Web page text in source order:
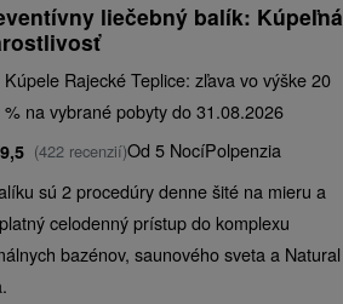
liečebný balík: Kúpeľná
Kúpele Rajecké Teplice: zľava vo výške 20
% na vybrané pobyty do 31.08.2026
9,5 (422 recenzií)Od 5 NocíPolpenzia
sú 2 procedúry denne šité na mieru a
celodenný prístup do komplexu
bazénov, saunového sveta a Natural